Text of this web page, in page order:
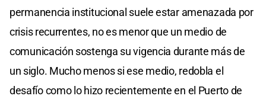
permanencia institucional suele estar amenazada por
crisis recurrentes, no es menor que un medio de
comunicación sostenga su vigencia durante más de
un siglo. Mucho menos si ese medio, redobla el
desafío como lo hizo recientemente en el Puerto de